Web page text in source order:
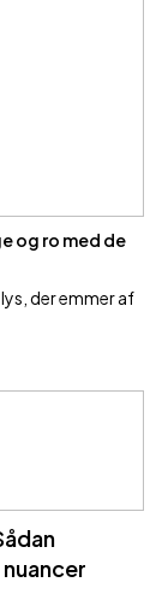
og ro med de
der emmer af